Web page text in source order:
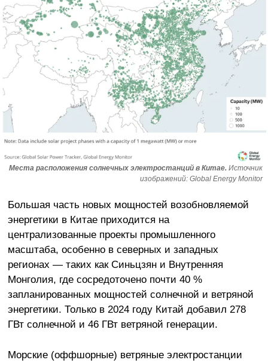
Места расположения солнечных электростанций в Китае. Источник
изображений: Global Energy Monitor
Большая часть новых мощностей возобновляемой
энергетики в Китае приходится на
централизованные проекты промышленного
масштаба, особенно в северных и западных
регионах — таких как Синьцзян и Внутренняя
Монголия, где сосредоточено почти 40 %
запланированных мощностей солнечной и ветряной
энергетики. Только в 2024 году Китай добавил 278
ГВт солнечной и 46 ГВт ветряной генерации.
Морские (оффшорные) ветряные электростанции